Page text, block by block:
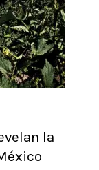
la